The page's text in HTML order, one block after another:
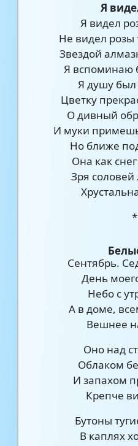
Я
Я видел
Не видел розы
Звездой
Я вспоминаю
Я душу был
Цветку
О дивный
И муки
Но ближе
Она как
Зря
Сентябрь.
День
Небо с
А в доме,
Вешнее
Оно над
Облаком
И запахом
Крепче
Бутоны
В каплях